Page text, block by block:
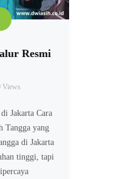
Resmi
Views
Jakarta Cara
Tangga yang
di Jakarta
tinggi, tapi